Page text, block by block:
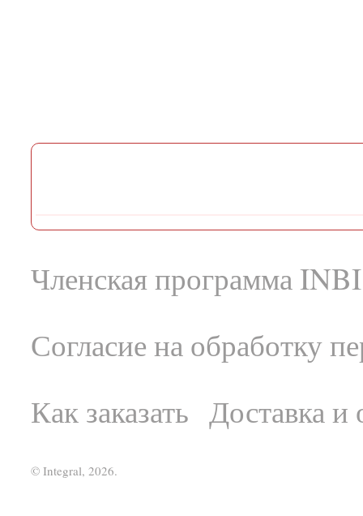
Членская программа INBI
Согласие на обработку
Как заказать Доставка и
© Integral, 2026.